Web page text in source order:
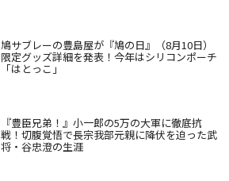
鳩サブレーの豊島屋が『鳩の日』（8月10日）
限定グッズ詳細を発表！今年はシリコンポーチ
「はとっこ」
『豊臣兄弟！』小一郎の5万の大軍に徹底抗
戦！切腹覚悟で長宗我部元親に降伏を迫った武
将・谷忠澄の生涯